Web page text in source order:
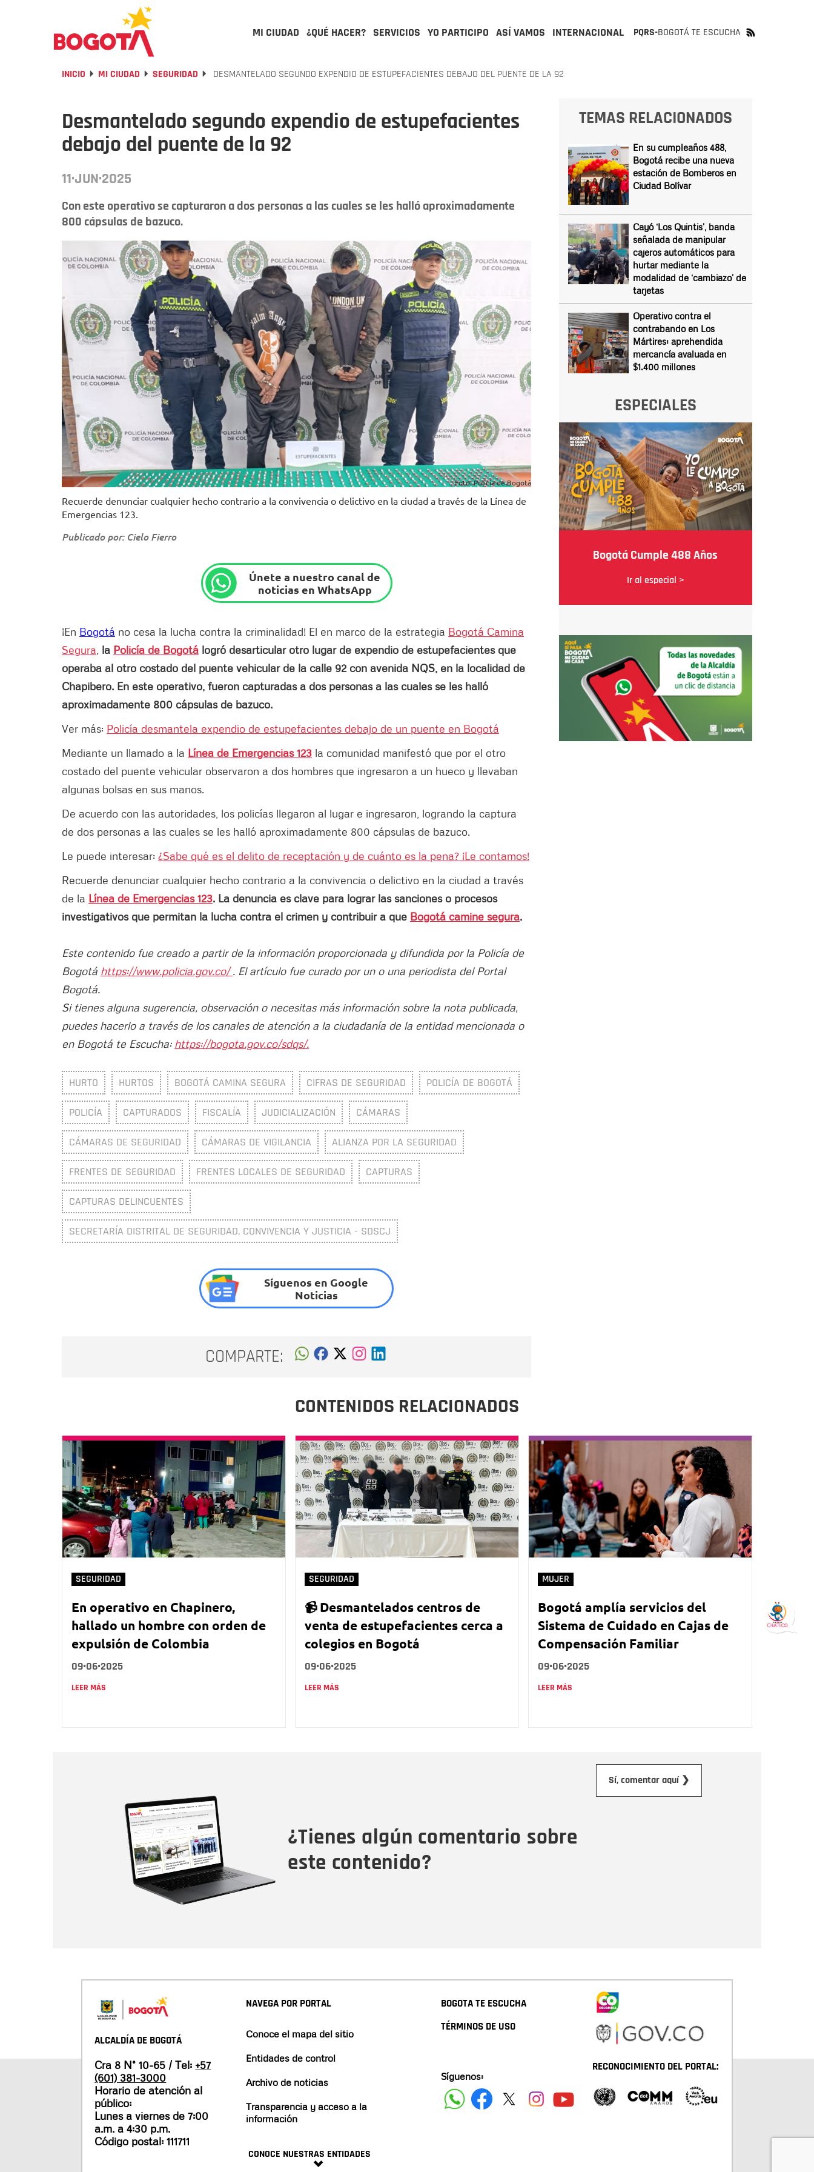
MI CIUDAD ¿QUÉ HACER? SERVICIOS YO PARTICIPO ASÍ VAMOS INTERNACIONAL PQRS-BOGOTÁ TE ESCUCHA
INICIO MI CIUDAD SEGURIDAD DESMANTELADO SEGUNDO EXPENDIO DE ESTUPEFACIENTES DEBAJO DEL PUENTE DE LA 92
Desmantelado segundo expendio de estupefacientes
debajo del puente de la 92
11·JUN·2025
Con este operativo se capturaron a dos personas a las cuales se les halló aproximadamente
800 cápsulas de bazuco.
Foto: Policía de Bogotá
Recuerde denunciar cualquier hecho contrario a la convivencia o delictivo en la ciudad a través de la Línea de
Emergencias 123.
Publicado por: Cielo Fierro
Únete a nuestro canal de
noticias en WhatsApp
¡En Bogotá no cesa la lucha contra la criminalidad! El en marco de la estrategia Bogotá Camina
Segura la Policía de Bogotá logró desarticular otro lugar de expendio de estupefacientes que
operaba al otro costado del puente vehicular de la calle 92 con avenida NQS, en la localidad de
Chapibero. En este operativo, fueron capturadas a dos personas a las cuales se les halló
aproximadamente 800 cápsulas de bazuco.
Ver más: Policía desmantela expendio de estupefacientes debajo de un puente en Bogotá
Mediante un llamado a la Línea de Emergencias 123 la comunidad manifestó que por el otro
costado del puente vehicular observaron a dos hombres que ingresaron a un hueco y llevaban
algunas bolsas en sus manos.
De acuerdo con las autoridades, los policías llegaron al lugar e ingresaron, logrando la captura
de dos personas a las cuales se les halló aproximadamente 800 cápsulas de bazuco.
Le puede interesar: ¿Sabe qué es el delito de receptación y de cuánto es la pena? ¡Le contamos!
Recuerde denunciar cualquier hecho contrario a la convivencia o delictivo en la ciudad a través
de la Línea de Emergencias 123. La denuncia es clave para lograr las sanciones o procesos
investigativos que permitan la lucha contra el crimen y contribuir a que Bogotá camine segura.
Este contenido fue creado a partir de la información proporcionada y difundida por la Policía de
Bogotá https://www.policia.gov.co/. El artículo fue curado por un o una periodista del Portal
Bogotá.
Si tienes alguna sugerencia, observación o necesitas más información sobre la nota publicada,
puedes hacerlo a través de los canales de atención a la ciudadanía de la entidad mencionada o
en Bogotá te Escucha: https://bogota.gov.co/sdqs/.
HURTO HURTOS BOGOTÁ CAMINA SEGURA CIFRAS DE SEGURIDAD POLICÍA DE BOGOTÁ
POLICÍA CAPTURADOS FISCALÍA JUDICIALIZACIÓN CÁMARAS
CÁMARAS DE SEGURIDAD CÁMARAS DE VIGILANCIA ALIANZA POR LA SEGURIDAD
FRENTES DE SEGURIDAD FRENTES LOCALES DE SEGURIDAD CAPTURAS
CAPTURAS DELINCUENTES
SECRETARÍA DISTRITAL DE SEGURIDAD, CONVIVENCIA Y JUSTICIA - SDSCJ
Síguenos en Google
Noticias
COMPARTE:
TEMAS RELACIONADOS
En su cumpleaños 488,
Bogotá recibe una nueva
estación de Bomberos en
Ciudad Bolívar
Cayó ‘Los Quintis’, banda
señalada de manipular
cajeros automáticos para
hurtar mediante la
modalidad de ‘cambiazo’ de
tarjetas
Operativo contra el
contrabando en Los
Mártires: aprehendida
mercancía avaluada en
$1.400 millones
ESPECIALES
Bogotá Cumple 488 Años
Ir al especial >
CONTENIDOS RELACIONADOS
SEGURIDAD
En operativo en Chapinero,
hallado un hombre con orden de
expulsión de Colombia
09•06•2025
LEER MÁS
SEGURIDAD
📹 Desmantelados centros de
venta de estupefacientes cerca a
colegios en Bogotá
09•06•2025
LEER MÁS
MUJER
Bogotá amplía servicios del
Sistema de Cuidado en Cajas de
Compensación Familiar
09•06•2025
LEER MÁS
¿Tienes algún comentario sobre
este contenido?
Sí, comentar aquí ❯
ALCALDÍA DE BOGOTÁ
Cra 8 N° 10-65 / Tel: +57
(601) 381-3000
Horario de atención al
público:
Lunes a viernes de 7:00
a.m. a 4:30 p.m.
Código postal: 111711
NAVEGA POR PORTAL
Conoce el mapa del sitio
Entidades de control
Archivo de noticias
Transparencia y acceso a la
información
CONOCE NUESTRAS ENTIDADES
BOGOTA TE ESCUCHA
TÉRMINOS DE USO
Síguenos:
RECONOCIMIENTO DEL PORTAL: